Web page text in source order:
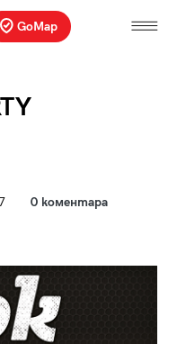
GoMap
0 коментара